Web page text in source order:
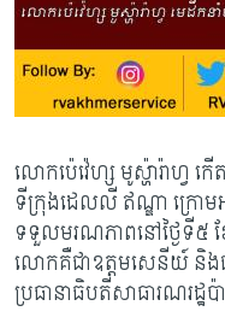
លោកប៉េវ៉េហ្ស មូស្ហ៉ារ៉ាហ្វ
ទីក្រុងដេលលី ឥណ្ឌា ក្រោ
ទទួលមរណភាពនៅថ្ងៃទី៥ ខ
លោកគឺជាឧត្តមសេនីយ៍ និង
ប្រធានាធិបតី​សាធារណរដ្ឋ